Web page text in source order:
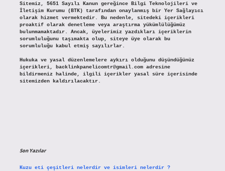
Sitemiz, 5651 Sayılı Kanun gereğince Bilgi Teknolojileri ve
İletişim Kurumu (BTK) tarafından onaylanmış bir Yer Sağlayıcı
olarak hizmet vermektedir. Bu nedenle, sitedeki içerikleri
proaktif olarak denetleme veya araştırma yükümlülüğümüz
bulunmamaktadır. Ancak, üyelerimiz yazdıkları içeriklerin
sorumluluğunu taşımakta olup, siteye üye olarak bu
sorumluluğu kabul etmiş sayılırlar.
Hukuka ve yasal düzenlemelere aykırı olduğunu düşündüğünüz
içerikleri,
backlinkpanelicomtr@gmail.comadresine
bildirmeniz halinde, ilgili içerikler yasal süre içerisinde
sitemizden kaldırılacaktır.
Son Yazılar
Kuzu eti çeşitleri nelerdir ve isimleri nelerdir ?